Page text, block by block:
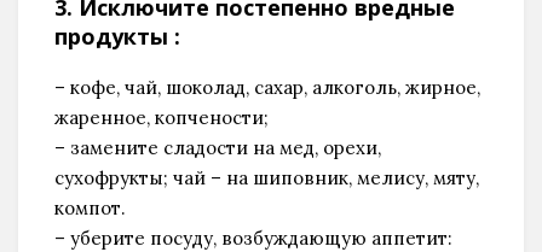
3. Исключите постепенно вредные
продукты :
– кофе, чай, шоколад, сахар, алкоголь, жирное,
жаренное, копчености;
– замените сладости на мед, орехи,
сухофрукты; чай – на шиповник, мелису, мяту,
компот.
– уберите посуду, возбуждающую аппетит: